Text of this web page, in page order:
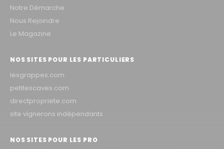
Notre Démarche
Nous Rejoindre
Le Magazine
NOS SITES POUR LES PARTICULIERS
lesgrappes.com
petitescaves.com
directpropriete.com
site vignerons indépendants
NOS SITES POUR LES PRO